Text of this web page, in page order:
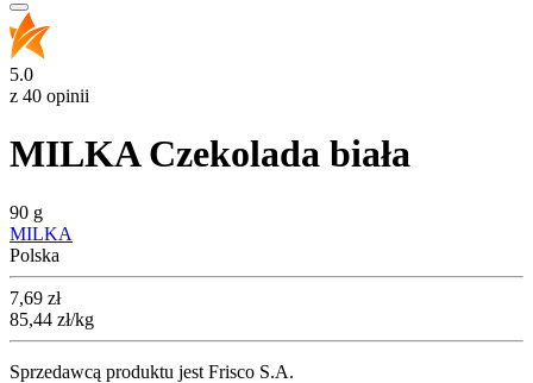
5.0
z 40 opinii
MILKA Czekolada biała
90 g
MILKA
Polska
Cena
7,69 zł
85,44 zł/kg
Sprzedawcą produktu jest Frisco S.A.